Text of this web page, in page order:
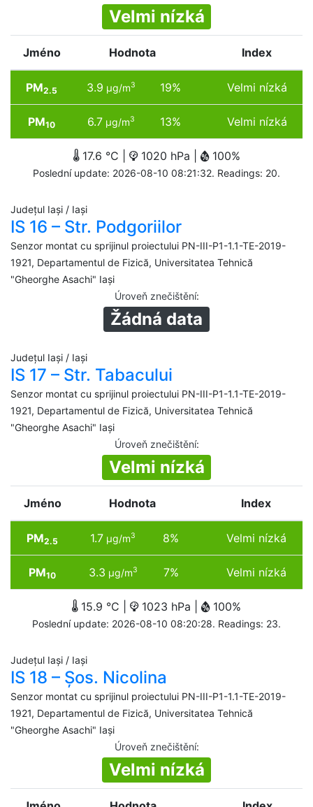
Velmi nízká
Jméno Hodnota Index
PM2.5 3.9 µg/m3 19% Velmi nízká
PM10 6.7µg/m3 13% Velmi nízká
17.6 °C | 1020 hPa | 100%
Poslední update: 2026-08-10 08:21:32. Readings: 20.
Județul Iași / Iași
IS 16 – Str. Podgoriilor
Senzor montat cu sprijinul proiectului PN-III-P1-1.1-TE-2019-
1921, Departamentul de Fizică, Universitatea Tehnică
"Gheorghe Asachi" Iași
Úroveň znečištění:
Žádná data
Județul Iași / Iași
IS 17 – Str. Tabacului
Senzor montat cu sprijinul proiectului PN-III-P1-1.1-TE-2019-
1921, Departamentul de Fizică, Universitatea Tehnică
"Gheorghe Asachi" Iași
Úroveň znečištění:
Velmi nízká
Jméno Hodnota Index
PM2.5 1.7 µg/m3 8% Velmi nízká
PM10 3.3 µg/m3 7% Velmi nízká
15.9 °C | 1023 hPa | 100%
Poslední update: 2026-08-10 08:20:28. Readings: 23.
Județul Iași / Iași
IS 18 – Șos. Nicolina
Senzor montat cu sprijinul proiectului PN-III-P1-1.1-TE-2019-
1921, Departamentul de Fizică, Universitatea Tehnică
"Gheorghe Asachi" Iași
Úroveň znečištění:
Velmi nízká